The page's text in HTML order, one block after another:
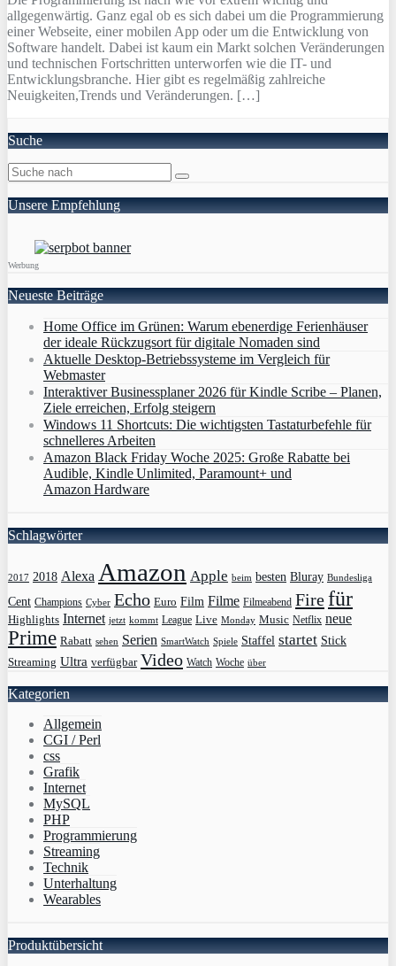
allgegenwärtig. Ganz egal ob es sich dabei um die Programmierung
einer Webseite, einer mobilen App oder um die Entwicklung von
Software handelt. Dabei ist kaum ein Markt solchen Veränderungen
und technischen Fortschritten unterworfen wie die IT- und
Entwicklungsbranche. Hier gibt es regelmäßig zahlreiche
Neuigkeiten,Trends und Veränderungen. […]
Suche
Unsere Empfehlung
Werbung
Neueste Beiträge
Home Office im Grünen: Warum ebenerdige Ferienhäuser
der ideale Rückzugsort für digitale Nomaden sind
Aktuelle Desktop-Betriebssysteme im Vergleich für
Webmaster
Interaktiver Businessplaner 2026 für Kindle Scribe – Planen,
Ziele erreichen, Erfolg steigern
Windows 11 Shortcuts: Die wichtigsten Tastaturbefehle für
schnelleres Arbeiten
Amazon Black Friday Woche 2025: Große Rabatte bei
Audible, Kindle Unlimited, Paramount+ und
Amazon Hardware
Schlagwörter
2017 2018 Alexa Amazon Apple beim besten Bluray Bundesliga
Cent Champions Cyber Echo Euro Film Filme Filmeabend Firefür
Highlights Internet jetzt kommt League Live Monday Music Netflix neue
Prime Rabatt sehen Serien SmartWatch Spiele Staffel startet Stick
Streaming Ultra verfügbar Video Watch Woche über
Kategorien
Allgemein
CGI / Perl
css
Grafik
Internet
MySQL
PHP
Programmierung
Streaming
Technik
Unterhaltung
Wearables
Produktübersicht